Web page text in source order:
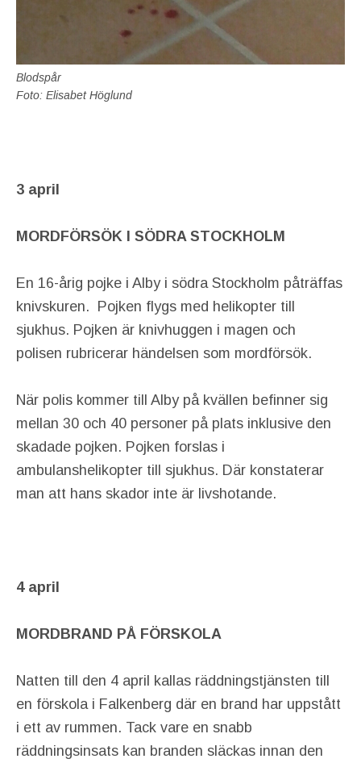
Blodspår
Foto: Elisabet Höglund
3 april
MORDFÖRSÖK I SÖDRA STOCKHOLM
En 16-årig pojke i Alby i södra Stockholm påträffas
knivskuren. Pojken flygs med helikopter till
sjukhus. Pojken är knivhuggen i magen och
polisen rubricerar händelsen som mordförsök.
När polis kommer till Alby på kvällen befinner sig
mellan 30 och 40 personer på plats inklusive den
skadade pojken. Pojken forslas i
ambulanshelikopter till sjukhus. Där konstaterar
man att hans skador inte är livshotande.
4 april
MORDBRAND PÅ FÖRSKOLA
Natten till den 4 april kallas räddningstjänsten till
en förskola i Falkenberg där en brand har uppstått
i ett av rummen. Tack vare en snabb
räddningsinsats kan branden släckas innan den